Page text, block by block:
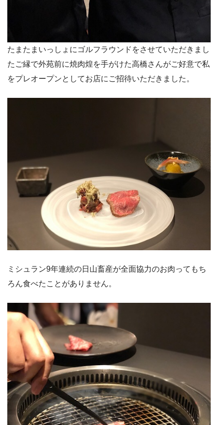
たまたまいっしょにゴルフラウンドをさせていただきまし
たご縁で外苑前に焼肉煌を手がけた高橋さんがご好意で私
をプレオープンとしてお店にご招待いただきました。
ミシュラン9年連続の日山畜産が全面協力のお肉ってもち
ろん食べたことがありません。